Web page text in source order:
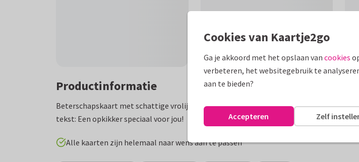
Productinformatie
Beterschapskaart met schattige vrolijke kikker die in de lucht springt met de
tekst: Een opkikker speciaal voor jou!
Alle kaarten zijn helemaal naar wens aan te passen
Cookies van Kaartje2go
Ga je akkoord met het opslaan van cookies
verbeteren, het websitegebruik te
aan te bieden?
Zelf
Accepteren